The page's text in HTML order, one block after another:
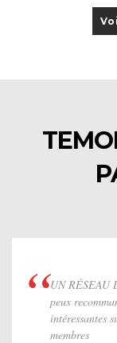
UN RÉSEAU
peux
intéressantes
membres